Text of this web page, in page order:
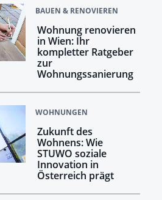
BAUEN & RENOVIEREN
Wohnung renovieren
in Wien: Ihr
kompletter Ratgeber
zur
Wohnungssanierung
WOHNUNGEN
Zukunft des
Wohnens: Wie
STUWO soziale
Innovation in
Österreich prägt